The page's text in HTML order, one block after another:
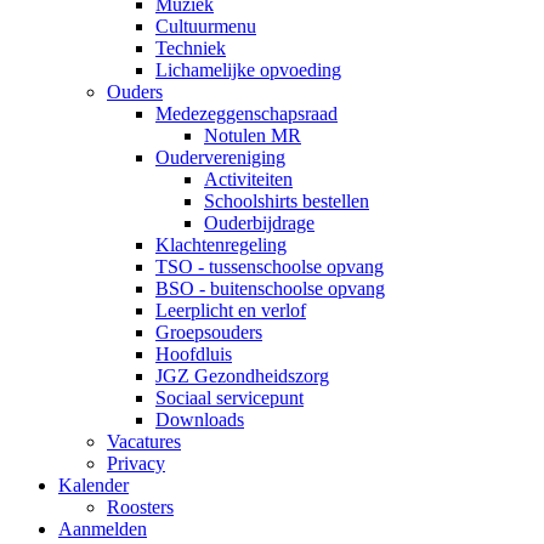
Muziek
Cultuurmenu
Techniek
Lichamelijke opvoeding
Ouders
Medezeggenschapsraad
Notulen MR
Oudervereniging
Activiteiten
Schoolshirts bestellen
Ouderbijdrage
Klachtenregeling
TSO - tussenschoolse opvang
BSO - buitenschoolse opvang
Leerplicht en verlof
Groepsouders
Hoofdluis
JGZ Gezondheidszorg
Sociaal servicepunt
Downloads
Vacatures
Privacy
Kalender
Roosters
Aanmelden